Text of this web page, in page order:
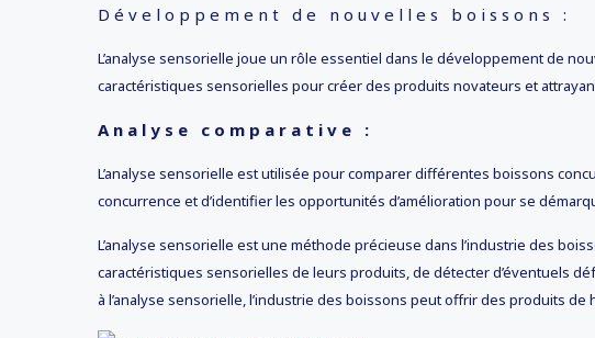
Développement de nouvelles boissons :
L’analyse sensorielle joue un rôle essentiel dans le développement de
caractéristiques sensorielles pour créer des produits novateurs et
Analyse comparative :
L’analyse sensorielle est utilisée pour comparer différentes boissons
concurrence et d’identifier les opportunités d’amélioration pour se
L’analyse sensorielle est une méthode précieuse dans l’industrie des
caractéristiques sensorielles de leurs produits, de détecter d’éventuels
à l’analyse sensorielle, l’industrie des boissons peut offrir des produits